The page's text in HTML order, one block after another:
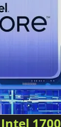
Intel 1700